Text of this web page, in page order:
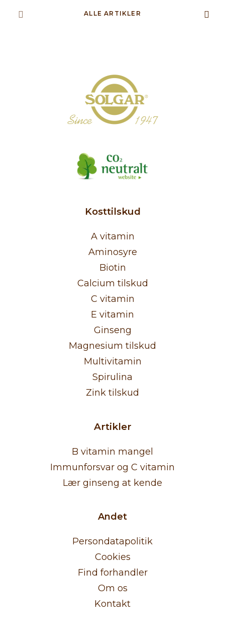
ALLE ARTIKLER
Kosttilskud
A vitamin
Aminosyre
Biotin
Calcium tilskud
C vitamin
E vitamin
Ginseng
Magnesium tilskud
Multivitamin
Spirulina
Zink tilskud
Artikler
B vitamin mangel
Immunforsvar og C vitamin
Lær ginseng at kende
Andet
Persondatapolitik
Cookies
Find forhandler
Om os
Kontakt